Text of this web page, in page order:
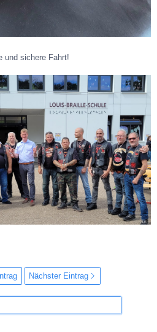
und sichere Fahrt!
Nächster Eintrag